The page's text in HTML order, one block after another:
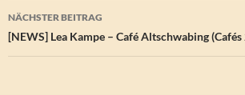
NÄCHSTER BEITRAG
[NEWS] Lea Kampe – Café Altschwabing (Cafés